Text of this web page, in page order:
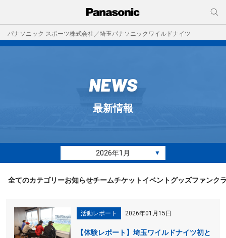
パナソニック スポーツ株式会社／埼玉パナソニックワイルドナイツ
NEWS
最新情報
2026年1月 ▼
全てのカテゴリーお知らせチームチケットイベントグッズファンク
活動レポート 2026年01月15日
【体験レポート】埼玉ワイルドナイツ初と